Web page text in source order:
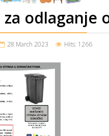
odlaganje
28 March 2023 Hits: 1266